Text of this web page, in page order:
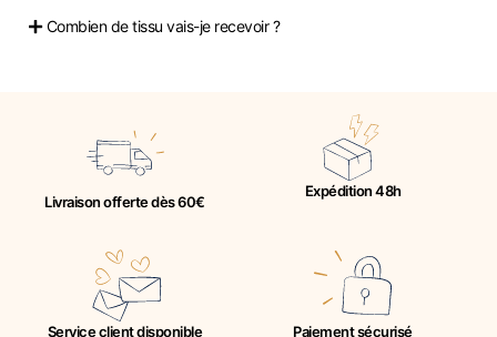
Combien de tissu vais-je recevoir ?
Livraison offerte dès 60€
Expédition 48h
Service client disponible Paiement sécurisé